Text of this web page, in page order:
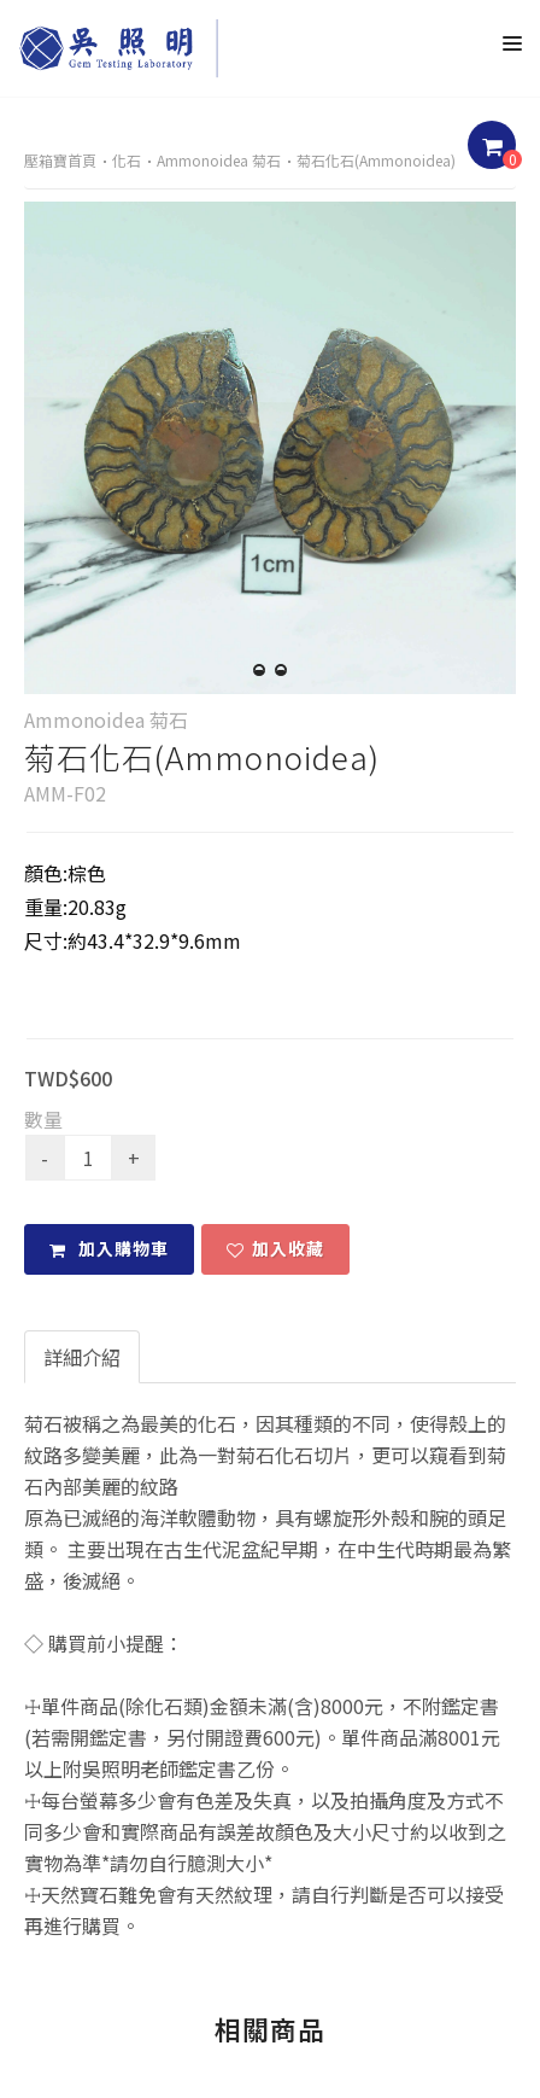
0
壓箱寶首頁 化石 Ammonoidea 菊石 菊石化石(Ammonoidea)
Ammonoidea 菊石
菊石化石(Ammonoidea)
AMM-F02
顏色:棕色
重量:20.83g
尺寸:約43.4*32.9*9.6mm
TWD$600
數量
加入購物車 加入收藏
詳細介紹
菊石被稱之為最美的化石，因其種類的不同，使得殼上的
紋路多變美麗，此為一對菊石化石切片，更可以窺看到菊
石內部美麗的紋路
原為已滅絕的海洋軟體動物，具有螺旋形外殼和腕的頭足
類。 主要出現在古生代泥盆紀早期，在中生代時期最為繁
盛，後滅絕。
◇ 購買前小提醒：
☩單件商品(除化石類)金額未滿(含)8000元，不附鑑定書
(若需開鑑定書，另付開證費600元)。單件商品滿8001元
以上附吳照明老師鑑定書乙份。
☩每台螢幕多少會有色差及失真，以及拍攝角度及方式不
同多少會和實際商品有誤差故顏色及大小尺寸約以收到之
實物為準*請勿自行臆測大小*
☩天然寶石難免會有天然紋理，請自行判斷是否可以接受
再進行購買。
相關商品